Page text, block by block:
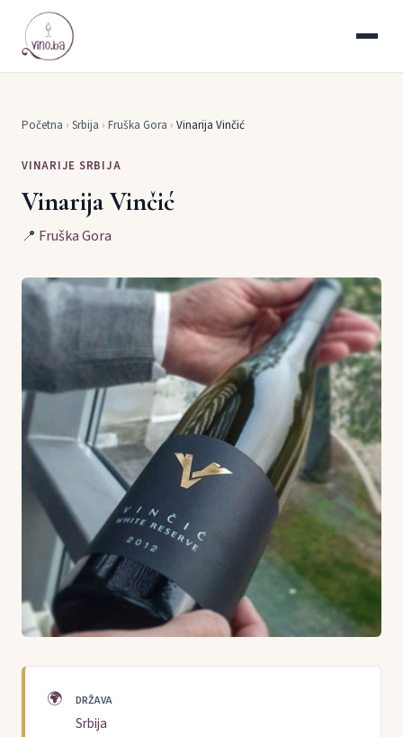
Početna › Srbija › Fruška Gora › Vinarija Vinčić
VINARIJE SRBIJA
Vinarija Vinčić
📍 Fruška Gora
🌍 DRŽAVA
Srbija